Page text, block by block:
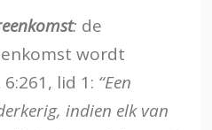
: de
wordt
lid 1: “Een
indien elk van